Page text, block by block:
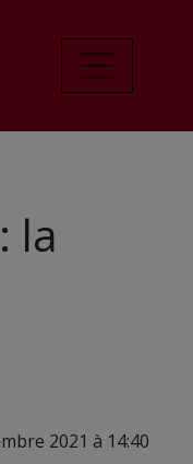
la
2021 à 14:40